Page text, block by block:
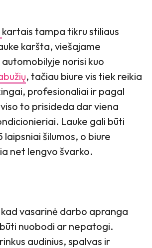
kartais tampa tikru stiliaus
karšta, viešajame
norisi kuo
, tačiau biure vis tiek reikia
profesionaliai ir pagal
to prisideda dar viena
Lauke gali būti
laipsniai šilumos, o biure
net lengvo švarko.
vasarinė darbo apranga
nuobodi ar nepatogi.
audinius, spalvas ir